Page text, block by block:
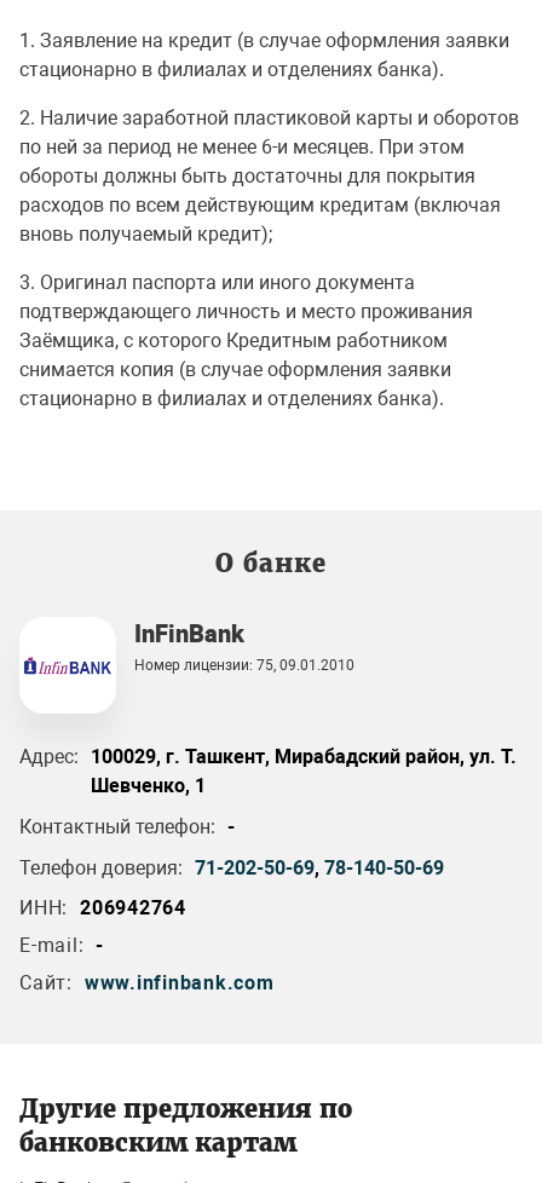
1. Заявление на кредит (в случае оформления заявки
стационарно в филиалах и отделениях банка).
2. Наличие заработной пластиковой карты и оборотов
по ней за период не менее 6-и месяцев. При этом
обороты должны быть достаточны для покрытия
расходов по всем действующим кредитам (включая
вновь получаемый кредит);
3. Оригинал паспорта или иного документа
подтверждающего личность и место проживания
Заёмщика, с которого Кредитным работником
снимается копия (в случае оформления заявки
стационарно в филиалах и отделениях банка).
О банке
InFinBank
Номер лицензии: 75, 09.01.2010
Адрес:
100029, г. Ташкент, Мирабадский район, ул. Т.
Шевченко, 1
Контактный телефон: -
Телефон доверия: 71-202-50-69, 78-140-50-69
ИНН:
206942764
E-mail: -
Сайт:
www.infinbank.com
Другие предложения по
банковским картам